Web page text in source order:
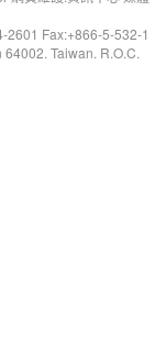
2601 Fax:+866-5-532-1
Taiwan. R.O.C.